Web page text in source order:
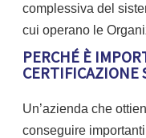
complessiva del
cui operano le
PERCHÉ È
CERTIFICAZIONE
Un’azienda che
conseguire